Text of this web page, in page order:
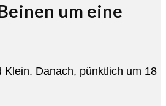
um eine
Danach, pünktlich um 18